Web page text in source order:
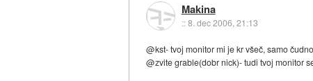
Makina
::8. dec 2006, 21:13
@kst- tvoj monitor mi je kr všeč, samo
@zvite grable(dobr nick)- tudi tvoj monitor